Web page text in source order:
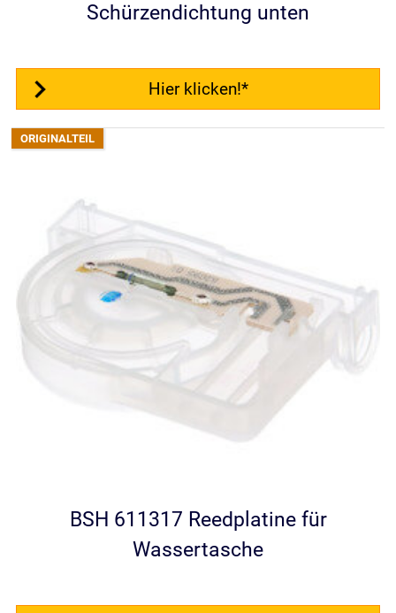
Schürzendichtung unten
Hier klicken!*
BSH 611317 Reedplatine für
Wassertasche